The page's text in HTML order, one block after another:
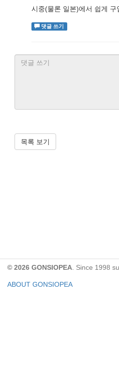
시중(물론 일본)에서 쉽게 구
댓글 쓰기
목록 보기
© 2026 GONSIOPEA . Since 1998
ABOUT GONSIOPEA